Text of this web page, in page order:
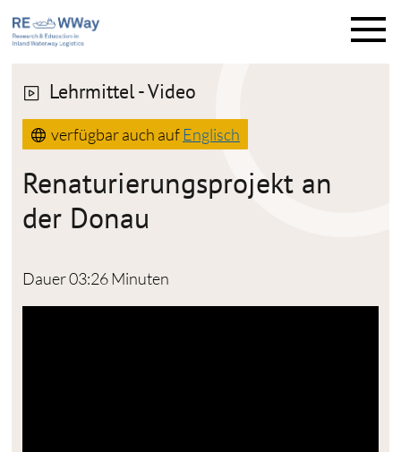
M
n
Lehrmittel - Video
verfügbar auch aufEnglisch
Renaturierungsprojekt an
der Donau
Dauer 03:26 Minuten